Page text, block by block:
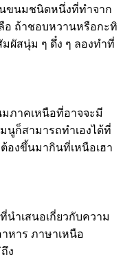
ขนมชนิดหนึ่งที่ทำจาก
อ ถ้าชอบหวานหรือกะทิ
มผัสนุ่ม ๆ ดึ๋ง ๆ ลองทำที่
ภาคเหนือที่อาจจะมี
นูก็สามารถทำเองได้ที่
องขึ้นมากินที่เหนือเฮา
นำเสนอเกี่ยวกับความ
หาร ภาษาเหนือ
ง